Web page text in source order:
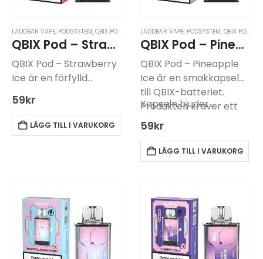
LADDBAR VAPE, PODSYSTEM, QBIX PODSYSTEM
QBIX Pod – Strawberry Ice -14mg
QBIX Pod – Strawberry
Ice är en förfylld
nikotin) med smak av
jordgubb och mentol,
avsedd för QBIX
59kr
LÄGG TILL I VARUKORG
LADDBAR VAPE, PODSYSTEM, QBIX PODSYSTEM
QBIX Pod – Pineapple Ice -14mg
QBIX Pod – Pineapple
Ice är en smakkapsel
till QBIX-batteriet.
Produkten kräver ett
batteri för att fungera,
är lätt att installera och
behöver ingen
Kapseln bjuder…
59kr
LÄGG TILL I VARUKORG